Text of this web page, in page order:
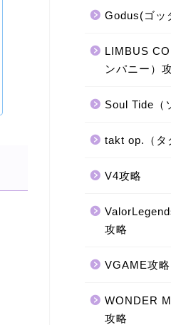
Godus(ゴッ
LIMBUS
ンパニー）
Soul Tide（
takt op.（タ
V4攻略
攻略
VGAME攻略
WONDER
攻略